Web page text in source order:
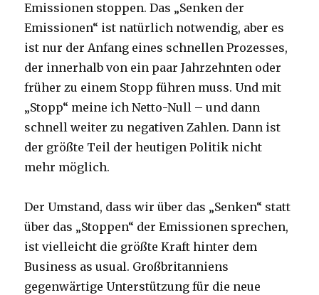
Emissionen stoppen. Das „Senken der
Emissionen“ ist natürlich notwendig, aber es
ist nur der Anfang eines schnellen Prozesses,
der innerhalb von ein paar Jahrzehnten oder
früher zu einem Stopp führen muss. Und mit
„Stopp“ meine ich Netto-Null – und dann
schnell weiter zu negativen Zahlen. Dann ist
der größte Teil der heutigen Politik nicht
mehr möglich.
Der Umstand, dass wir über das „Senken“ statt
über das „Stoppen“ der Emissionen sprechen,
ist vielleicht die größte Kraft hinter dem
Business as usual. Großbritanniens
gegenwärtige Unterstützung für die neue